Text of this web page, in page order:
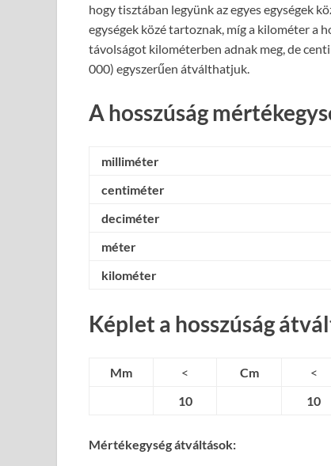
hogy tisztában legyünk az egyes egységek
egységek közé tartoznak, míg a kilométer a
távolságot kilométerben adnak meg, de
000) egyszerűen átválthatjuk.
A hosszúság
milliméter
centiméter
deciméter
méter
kilométer
Képlet a hosszúság
Mm < Cm <
10
10
Mértékegység átváltások: